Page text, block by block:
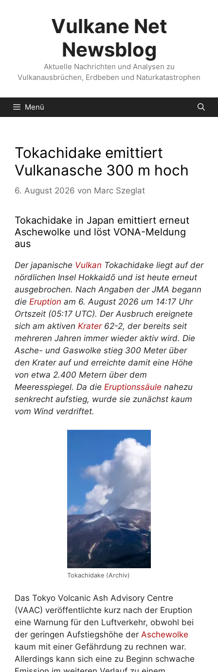
Vulkane Net
Newsblog
Aktuelle Nachrichten und Analysen zu
Vulkanausbrüchen, Erdbeben und Naturkatastrophen
Menü
Tokachidake emittiert
Vulkanasche 300 m hoch
6. August 2026 von Marc Szeglat
Tokachidake in Japan emittiert erneut
Aschewolke und löst VONA-Meldung
aus
Der japanische Vulkan Tokachidake liegt auf der
nördlichen Insel Hokkaidō und ist heute erneut
ausgebrochen. Nach Angaben der JMA begann
die Eruption am 6. August 2026 um 14:17 Uhr
Ortszeit (05:17 UTC). Der Ausbruch ereignete
sich am aktiven Krater62-2, der bereits seit
mehreren Jahren immer wieder aktiv wird. Die
Asche- und Gaswolke stieg 300 Meter über
den Krater auf und erreichte damit eine Höhe
von etwa 2.400 Metern über dem
Meeresspiegel. Da die Eruptionssäule nahezu
senkrecht aufstieg, wurde sie zunächst kaum
vom Wind verdriftet.
Tokachidake (Archiv)
Das Tokyo Volcanic Ash Advisory Centre
(VAAC) veröffentlichte kurz nach der Eruption
eine Warnung für den Luftverkehr, obwohl bei
der geringen Aufstiegshöhe der Aschewolke
kaum mit einer Gefährdung zu rechnen war.
Allerdings kann sich eine zu Beginn schwache